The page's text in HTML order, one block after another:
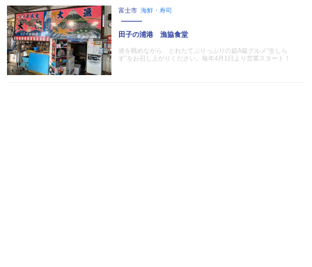
富士市 海鮮・寿司
田子の浦港 漁協食堂
港を眺めながら、とれたてぷりっぷりの超A級グルメ“生しら
す”をお召し上がりください。毎年4月1日より営業スタート！